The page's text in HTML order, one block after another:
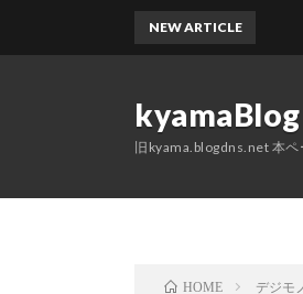
kyamaBlog
旧kyama.blogdns.net 本
NEW ARTICLE グ
HOME デジモ